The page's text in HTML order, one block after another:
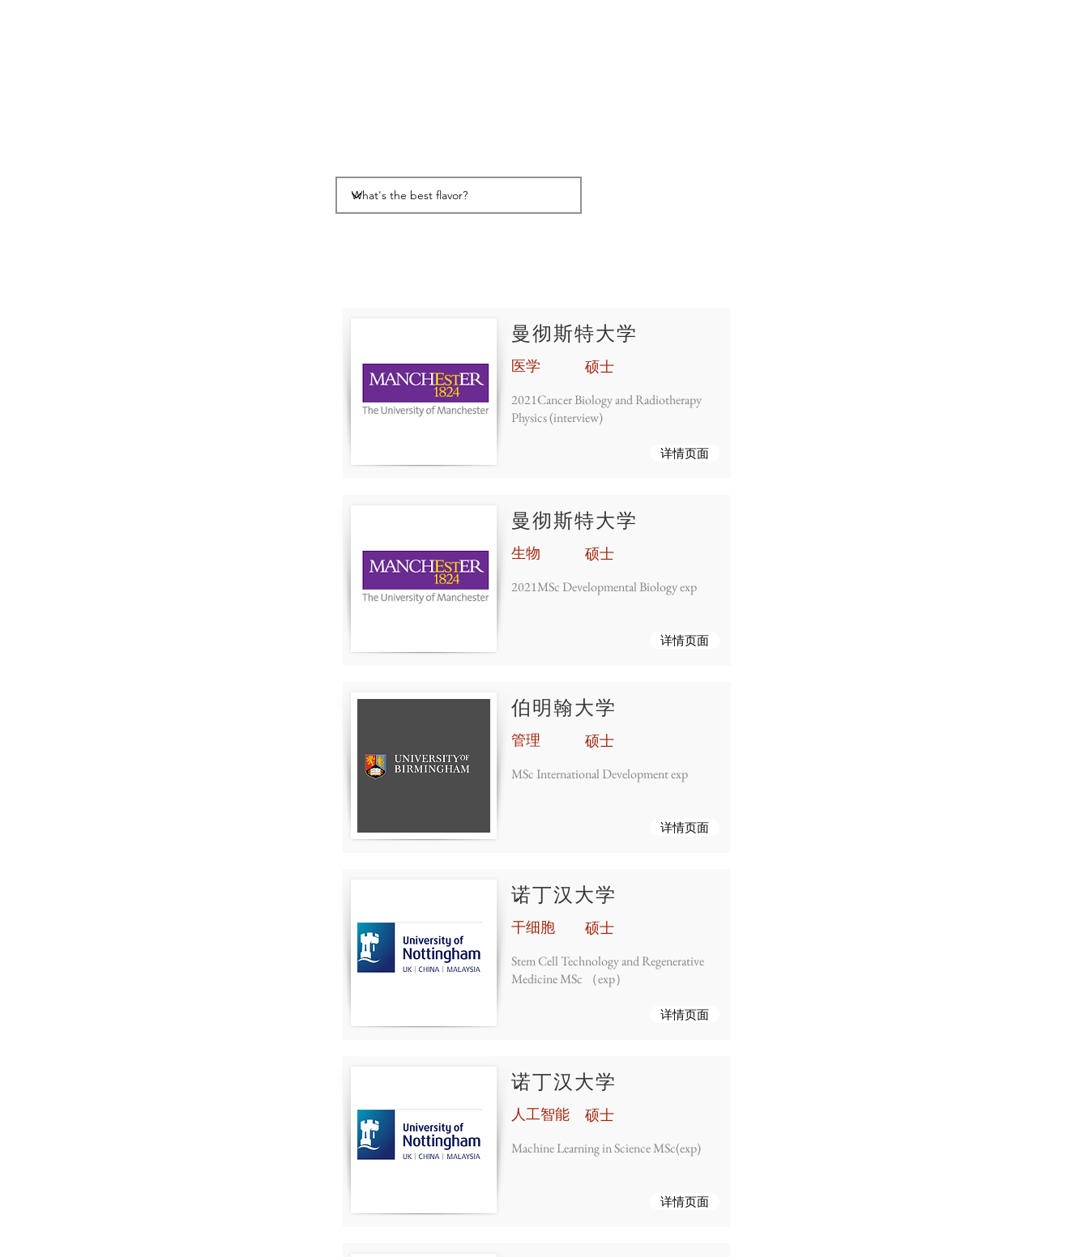
曼彻斯特大学
医学 硕士
2021Cancer Biology and Radiotherapy
Physics (interview)
详情页面
曼彻斯特大学
生物 硕士
2021MSc Developmental Biology exp
详情页面
伯明翰大学
管理 硕士
MSc International Development exp
详情页面
诺丁汉大学
干细胞 硕士
Stem Cell Technology and Regenerative
Medicine MSc （exp）
详情页面
诺丁汉大学
人工智能 硕士
Machine Learning in Science MSc(exp)
详情页面